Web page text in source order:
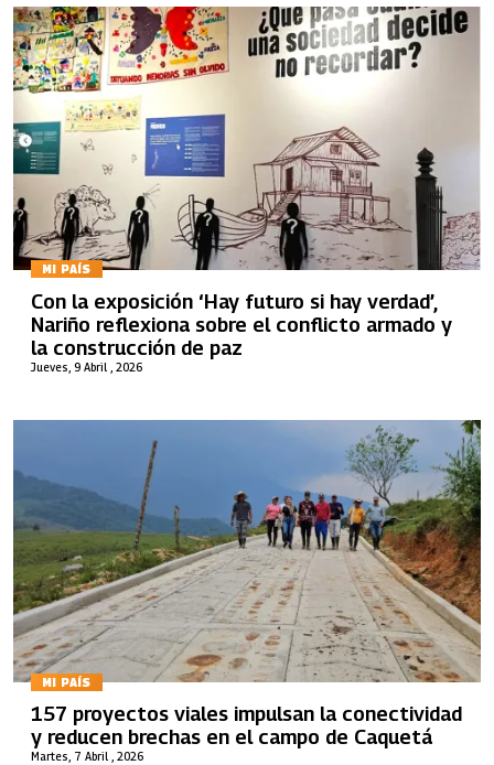
MI PAÍS
Jueves, 9 Abril , 2026
Con la exposición ‘Hay futuro si hay verdad’,
Nariño reflexiona sobre el conflicto armado y
la construcción de paz
MI PAÍS
Martes, 7 Abril , 2026
157 proyectos viales impulsan la conectividad
y reducen brechas en el campo de Caquetá